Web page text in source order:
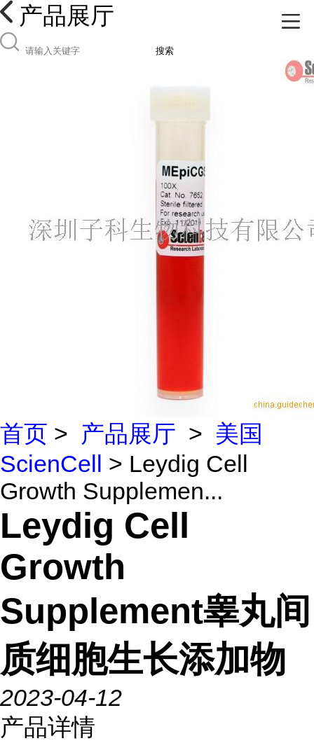
产品展厅
搜索
首页 > 产品展厅 > 美国
ScienCell > Leydig Cell
Growth Supplemen...
Leydig Cell
Growth
Supplement睾丸间
质细胞生长添加物
2023-04-12
产品详情